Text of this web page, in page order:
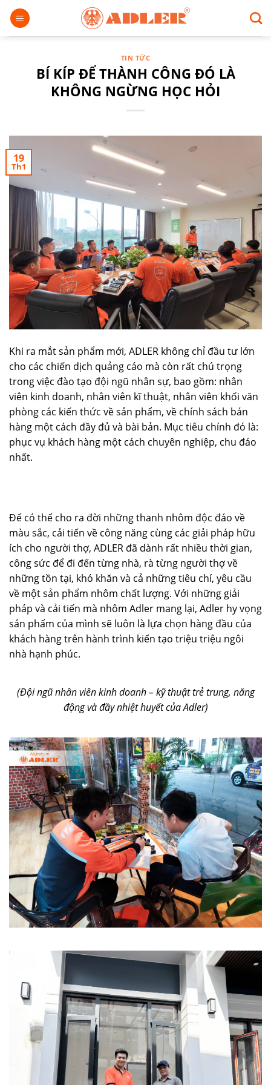
Chuyển
đến
nội
TIN TỨC
BÍ KÍP ĐỂ THÀNH CÔNG ĐÓ LÀ
KHÔNG NGỪNG HỌC HỎI
19
Th1
Khi ra mắt sản phẩm mới, ADLER không chỉ đầu tư lớn
cho các chiến dịch quảng cáo mà còn rất chú trọng
trong việc đào tạo đội ngũ nhân sự, bao gồm: nhân
viên kinh doanh, nhân viên kĩ thuật, nhân viên khối văn
phòng các kiến thức về sản phẩm, về chính sách bán
hàng một cách đầy đủ và bài bản. Mục tiêu chính đó là:
phục vụ khách hàng một cách chuyên nghiệp, chu đáo
nhất.
Để có thể cho ra đời những thanh nhôm độc đáo về
màu sắc, cải tiến về công năng cùng các giải pháp hữu
ích cho người thợ, ADLER đã dành rất nhiều thời gian,
công sức để đi đến từng nhà, rà từng người thợ về
những tồn tại, khó khăn và cả những tiêu chí, yêu cầu
về một sản phẩm nhôm chất lượng. Với những giải
pháp và cải tiến mà nhôm Adler mang lại, Adler hy vọng
sản phẩm của mình sẽ luôn là lựa chọn hàng đầu của
khách hàng trên hành trình kiến tạo triệu triệu ngôi
nhà hạnh phúc.
(Đội ngũ nhân viên kinh doanh – kỹ thuật trẻ trung, năng
động và đầy nhiệt huyết của Adler)